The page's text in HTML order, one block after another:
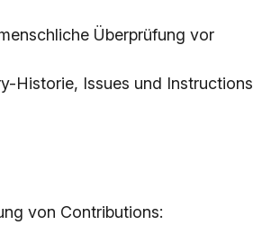
Überprüfung vor
Historie, Issues und Instructions
von Contributions: